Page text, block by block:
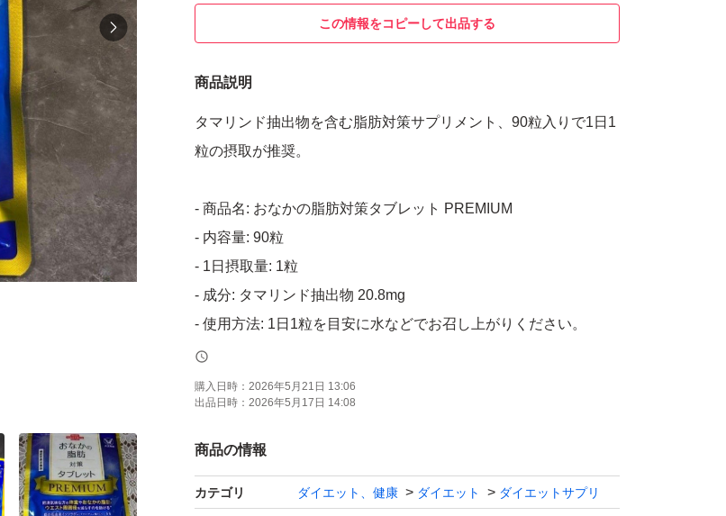
この情報をコピーして出品する
商品説明
タマリンド抽出物を含む脂肪対策サプリメント、90粒入りで1日1
粒の摂取が推奨。
- 商品名: おなかの脂肪対策タブレット PREMIUM
- 内容量: 90粒
- 1日摂取量: 1粒
- 成分: タマリンド抽出物 20.8mg
- 使用方法: 1日1粒を目安に水などでお召し上がりください。
- 製造者: 大正製薬株式会社
ご覧いただきありがとうございます。
購入日時： 2026年5月21日 13:06
出品日時： 2026年5月17日 14:08
商品の情報
カテゴリ ダイエット、健康 ダイエット ダイエットサプリ